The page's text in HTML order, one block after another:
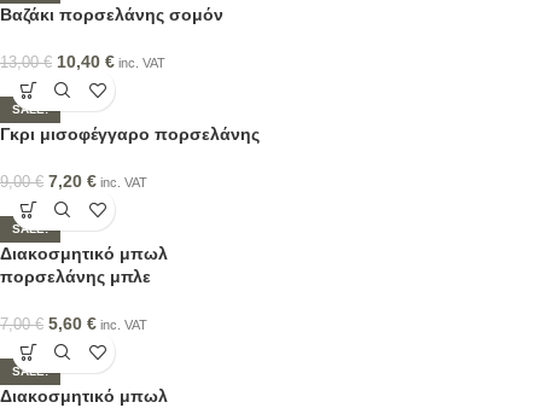
Βαζάκι πορσελάνης σομόν
13,00€ 10,40 € inc. VAT
SALE!
Γκρι μισοφέγγαρο πορσελάνης
9,00€ 7,20 € inc. VAT
SALE!
Διακοσμητικό μπωλ
πορσελάνης μπλε
7,00€ 5,60 € inc. VAT
SALE!
Διακοσμητικό μπωλ